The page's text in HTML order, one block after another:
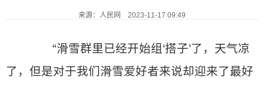
来源：人民网 2023-11-17 09:49
“滑雪群里已经开始组‘搭子’了，天气凉
了，但是对于我们滑雪爱好者来说却迎来了最好